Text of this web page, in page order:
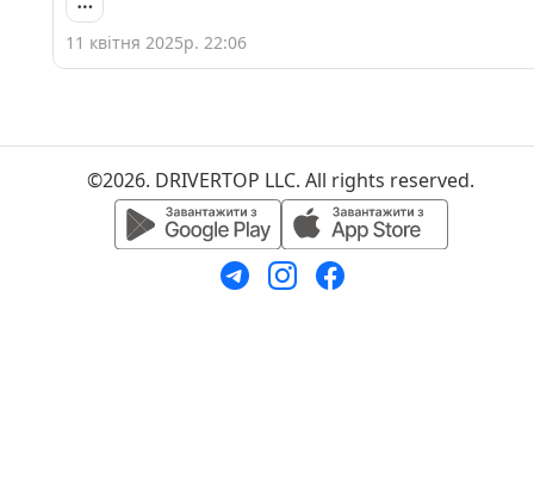
11 квітня 2025р. 22:06
©2026. DRIVERTOP LLC. All rights reserved.